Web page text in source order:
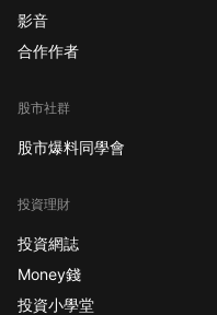
影音
合作作者
股市社群
股市爆料同學會
投資理財
投資網誌
Money錢
投資小學堂